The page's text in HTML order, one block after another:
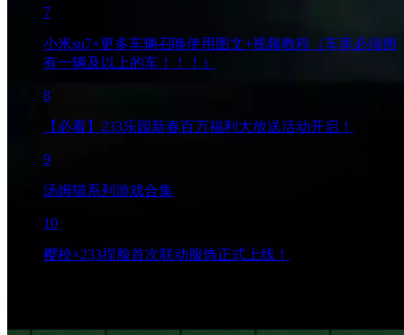
7
小米su7+更多车辆召唤使用图文+视频教程（车库必须拥
有一辆及以上的车！！！）
8
【必看】233乐园新春百万福利大放送活动开启！
9
汤姆猫系列游戏合集
10
樱校×233捏脸首次联动服饰正式上线！